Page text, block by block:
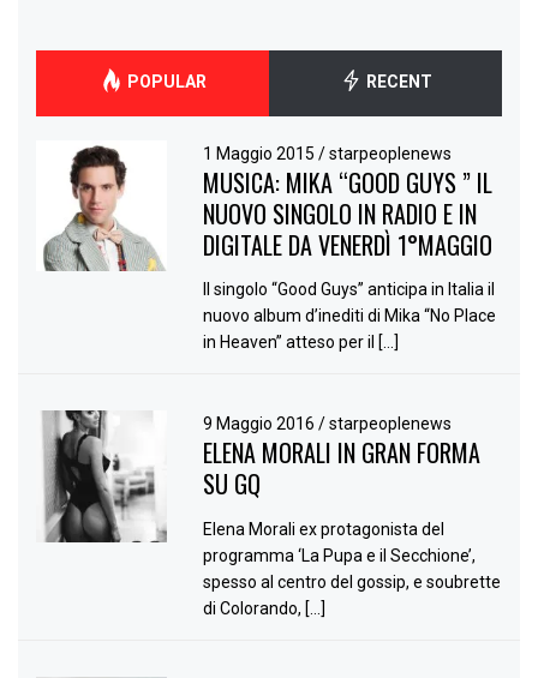
POPULAR RECENT
1 Maggio 2015/ starpeoplenews
MUSICA: MIKA “GOOD GUYS ” IL
NUOVO SINGOLO IN RADIO E IN
DIGITALE DA VENERDÌ 1°MAGGIO
Il singolo “Good Guys” anticipa in Italia il
nuovo album d’inediti di Mika “No Place
in Heaven” atteso per il […]
9 Maggio 2016/ starpeoplenews
ELENA MORALI IN GRAN FORMA
SU GQ
Elena Morali ex protagonista del
programma ‘La Pupa e il Secchione’,
spesso al centro del gossip, e soubrette
di Colorando, […]